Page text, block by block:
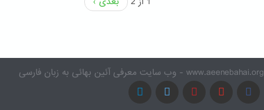
www.aeenebahai.org - وب سایت معرفی آئین بهائی به زبان فارسی